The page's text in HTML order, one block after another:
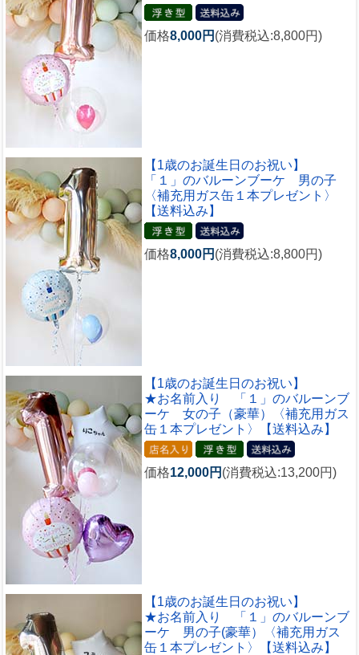
価格8,000円 (消費税込:8,800円)
【1歳のお誕生日のお祝い】
「１」のバルーンブーケ 男の子
〈補充用ガス缶１本プレゼント〉
【送料込み】
価格8,000円 (消費税込:8,800円)
【1歳のお誕生日のお祝い】
★お名前入り 「１」のバルーンブ
ーケ 女の子（豪華）〈補充用ガス
缶１本プレゼント〉【送料込み】
価格12,000円 (消費税込:13,200円)
【1歳のお誕生日のお祝い】
★お名前入り 「１」のバルーンブ
ーケ 男の子(豪華）〈補充用ガス
缶１本プレゼント〉【送料込み】